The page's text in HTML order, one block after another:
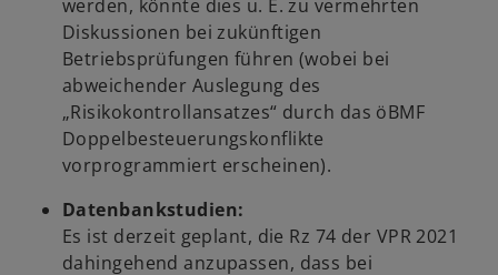
werden, könnte dies u. E. zu vermehrten
Diskussionen bei zukünftigen
Betriebsprüfungen führen (wobei bei
abweichender Auslegung des
„Risikokontrollansatzes“ durch das öBMF
Doppelbesteuerungskonflikte
vorprogrammiert erscheinen).
Datenbankstudien:
Es ist derzeit geplant, die Rz 74 der VPR 2021
dahingehend anzupassen, dass bei